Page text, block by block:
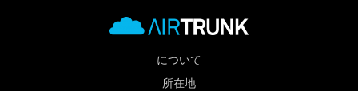
について
所在地